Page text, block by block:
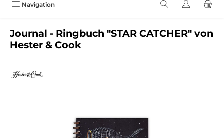
Navigation
Journal - Ringbuch "STAR CATCHER" von
Hester & Cook
Bildergalerie überspringen